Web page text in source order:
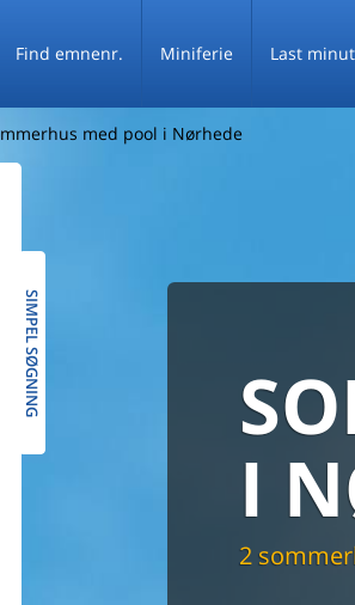
Find emnenr. Miniferie Last
med pool i Nørhede
SIMPEL SØGNING
I
2
Du får
De fleste